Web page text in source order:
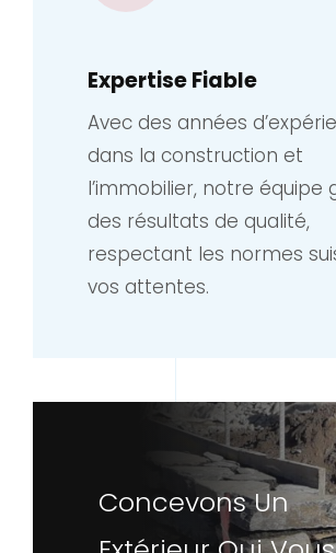
Expertise Fiable
Avec des années
dans la construction et
l’immobilier, notre équipe
des résultats de qualité,
respectant les normes
vos attentes.
Concevons Un